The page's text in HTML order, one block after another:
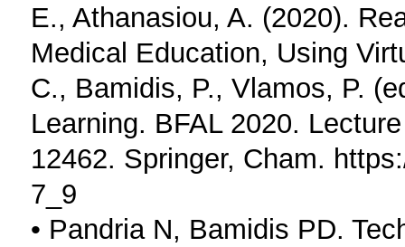
E., Athanasiou, A. (2020).
Medical Education, Using
C., Bamidis, P., Vlamos, P.
Learning. BFAL 2020.
12462. Springer, Cham.
7_9
• Pandria N, Bamidis PD.